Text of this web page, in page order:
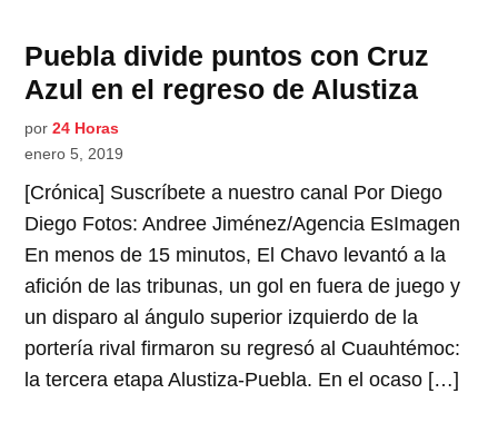
Puebla divide puntos con Cruz
Azul en el regreso de Alustiza
por 24 Horas
enero 5, 2019
[Crónica] Suscríbete a nuestro canal Por Diego
Diego Fotos: Andree Jiménez/Agencia EsImagen
En menos de 15 minutos, El Chavo levantó a la
afición de las tribunas, un gol en fuera de juego y
un disparo al ángulo superior izquierdo de la
portería rival firmaron su regresó al Cuauhtémoc:
la tercera etapa Alustiza-Puebla. En el ocaso […]